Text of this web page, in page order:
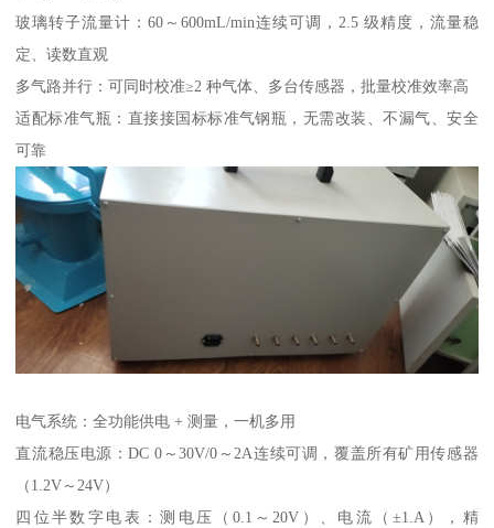
玻璃转子流量计：60～600mL/min连续可调，2.5 级精度，流量稳
定、读数直观
多气路并行：可同时校准≥2 种气体、多台传感器，批量校准效率高
适配标准气瓶：直接接国标标准气钢瓶，无需改装、不漏气、安全
可靠
电气系统：全功能供电 + 测量，一机多用
直流稳压电源：DC 0～30V/0～2A连续可调，覆盖所有矿用传感器
（1.2V～24V）
四位半数字电表：测电压（0.1～20V）、电流（±1.A），精